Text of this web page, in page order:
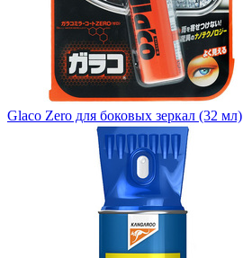
Glaco Zero для боковых зеркал (32 мл)